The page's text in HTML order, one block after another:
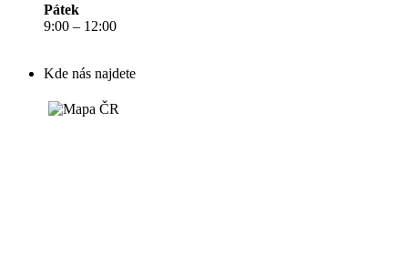
Pátek
9:00 – 12:00
Kde nás najdete